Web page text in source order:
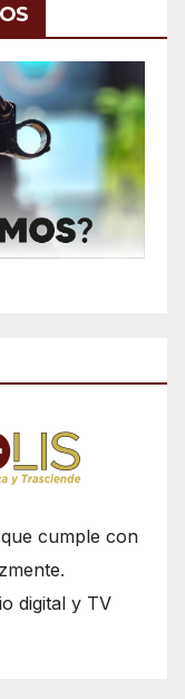
cumple con
digital y TV